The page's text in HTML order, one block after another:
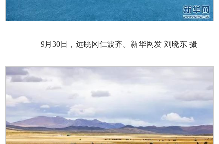
9月30日，远眺冈仁波齐。新华网发 刘晓东 摄